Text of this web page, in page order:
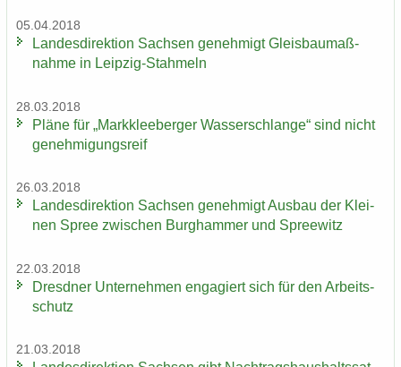
05.04.2018
Lan­des­di­rek­ti­on Sach­sen ge­neh­migt Gleis­bau­maß­
nah­me in Leipzig-​Stahmeln
28.03.2018
Pläne für „Mark­klee­ber­ger Was­ser­schlan­ge“ sind nicht
ge­neh­mi­gungs­reif
26.03.2018
Lan­des­di­rek­ti­on Sach­sen ge­neh­migt Aus­bau der Klei­
nen Spree zwi­schen Burg­ham­mer und Spree­witz
22.03.2018
Dresd­ner Un­ter­neh­men en­ga­giert sich für den Ar­beits­
schutz
21.03.2018